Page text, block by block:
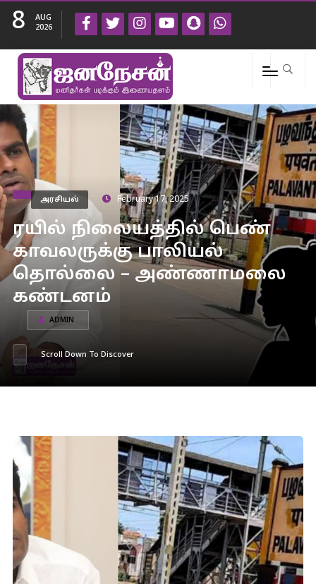
8
AUG
2026
அரசியல் February 17, 2025
ரயில் நிலையத்தில் பெண்
காவலருக்கு பாலியல்
தொல்லை – அண்ணாமலை
கண்டனம்
ADMIN
Scroll Down To Discover